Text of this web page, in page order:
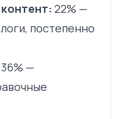
22% —
постепенно
36% —